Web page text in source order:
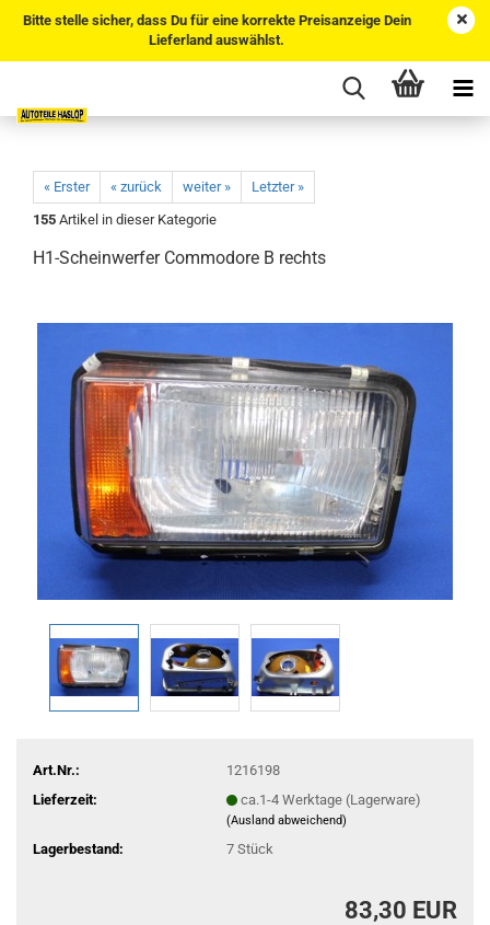
Bitte stelle sicher, dass Du für eine korrekte Preisanzeige Dein
Lieferland auswählst.
« Erster « zurück weiter »
Letzter »
155 Artikel in dieser Kategorie
H1-Scheinwerfer Commodore B rechts
Art.Nr.:
1216198
Lieferzeit:
ca.1-4 Werktage (Lagerware)
(Ausland abweichend)
Lagerbestand: 7 Stück
83,30 EUR